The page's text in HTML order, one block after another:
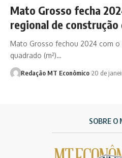
Mato Grosso fecha
regional de construção
Mato Grosso fechou 2024 com
quadrado (m²)…
Redação MT Econômico 20 de
SOBRE O